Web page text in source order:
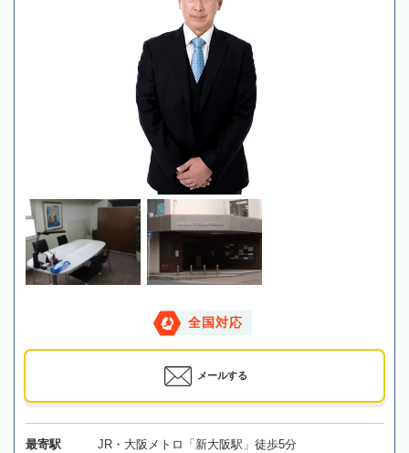
全国対応
メールする
最寄駅 JR・大阪メトロ「新大阪駅」徒歩5分